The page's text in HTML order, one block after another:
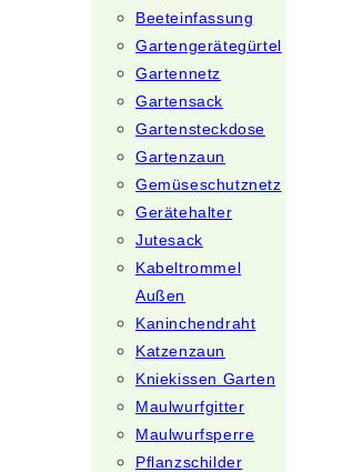
Beeteinfassung
Gartengerätegürtel
Gartennetz
Gartensack
Gartensteckdose
Gartenzaun
Gemüseschutznetz
Gerätehalter
Jutesack
Kabeltrommel
Außen
Kaninchendraht
Katzenzaun
Kniekissen Garten
Maulwurfgitter
Maulwurfsperre
Pflanzschilder